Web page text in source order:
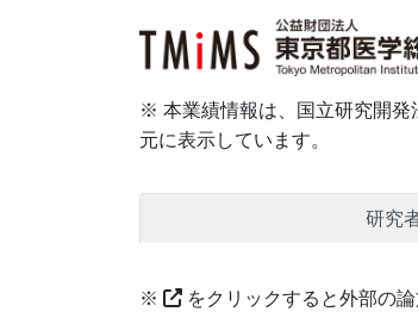
※ 本業績情報は、国立研究開発
元に表示しています。
研究
※ をクリックすると外部の